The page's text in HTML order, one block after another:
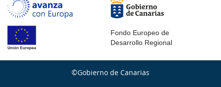
Fondo Europeo de
Desarrollo Regional
©Gobierno de Canarias